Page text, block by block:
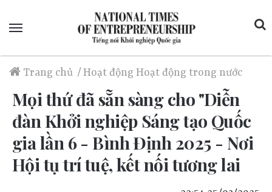
Trang chủ / Hoạt động Hoạt động trong nước
Mọi thứ đã sẵn sàng cho "Diễn
đàn Khởi nghiệp Sáng tạo Quốc
gia lần 6 - Bình Định 2025 - Nơi
Hội tụ trí tuệ, kết nối tương lai